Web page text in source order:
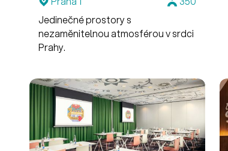
Jedinečné prostory s
nezaměnitelnou atmosférou v srdci
Prahy.